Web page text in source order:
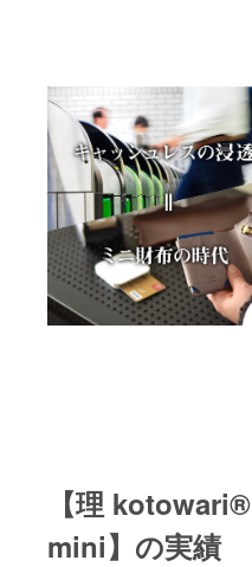
【理 kotowari®
mini】の実績